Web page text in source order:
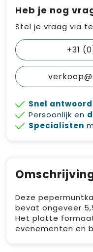
Heb je nog
Stel je vraag via
+31
Snel antwoord
Persoonlijk en
Specialisten
Deze
bevat ongeveer
Het platte
evenementen en